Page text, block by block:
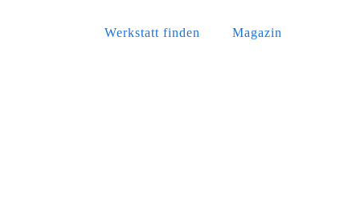
Werkstatt finden Magazin